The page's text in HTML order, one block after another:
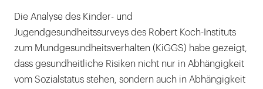
Die Analyse des Kinder- und
Jugendgesundheitssurveys des Robert Koch-Instituts
zum Mundgesundheitsverhalten (KiGGS) habe gezeigt,
dass gesundheitliche Risiken nicht nur in Abhängigkeit
vom Sozialstatus stehen, sondern auch in Abhängigkeit